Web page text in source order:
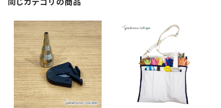
同じカテゴリの商品